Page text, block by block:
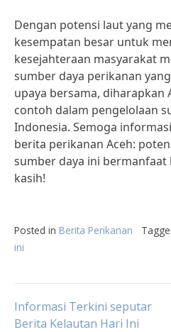
Dengan potensi laut yang
kesempatan besar untuk
kesejahteraan masyarakat
sumber daya perikanan
upaya bersama, diharapkan
contoh dalam pengelolaan
Indonesia. Semoga
berita perikanan Aceh:
sumber daya ini bermanfaat
kasih!
Posted in Berita Perikanan
ini
Post
Informasi Terkini seputar
Berita Kelautan Hari Ini